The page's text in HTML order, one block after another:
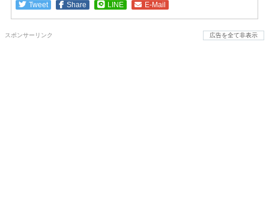
Tweet Share LINE E-Mail
スポンサーリンク 広告を全て非表示